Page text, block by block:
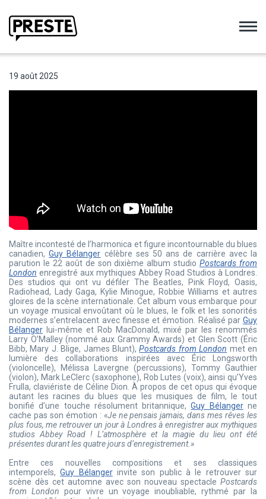
19 août 2025
Maître incontesté de l’harmonica et figure incontournable du blues
canadien,Guy Bélanger célèbre ses 50 ans de carrière avec la
parution le 22 août de son dixième album studioPostcards from
London enregistré aux mythiques Abbey Road Studios à Londres.
Des studios qui ont vu défiler The Beatles, Pink Floyd, Oasis,
Radiohead, Lady Gaga, Kylie Minogue, Robbie Williams et autres
gloires de la scène internationale. Cet album vous embarque pour
un voyage musical envoûtant où le blues, le folk et les sonorités
modernes s’entrelacent avec finesse et émotion. Réalisé par Guy
Bélanger lui-même et Rob MacDonald, mixé par les renommés
Larry O’Malley (nommé aux Grammy Awards) et Glen Scott (Éric
Bibb, Mary J. Blige, James Blunt),Postcards from London met en
lumière des collaborations inspirées avec Éric Longsworth
(violoncelle), Mélissa Lavergne (percussions), Tommy Gauthier
(violon), Mark LeClerc (saxophone), Rob Lutes (voix), ainsi qu’Yves
Frulla, claviériste de Céline Dion. À propos de cet opus qui évoque
autant les racines du blues que les musiques de film, le tout
bonifié d’une touche résolument britannique,Guy Bélangerne
cache pas son émotion : «Je ne pensais jamais, dans mes rêves les
plus fous, me retrouver un jour à Londres à enregistrer aux mythiques
studios Abbey Road ! L’atmosphère et la magie du lieu ont été
présentes durant les quatre jours d’enregistrement.»
Entre ces nouvelles compositions et ses classiques
intemporels,Guy Bélangerinvite son public à le retrouver sur
scène dès cet automne avec son nouveau spectacle Postcards
from London pour vivre un voyage inoubliable, rythmé par la